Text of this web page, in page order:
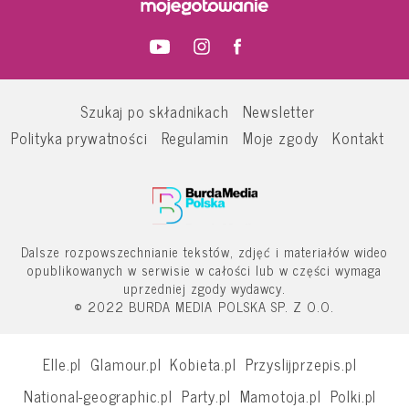
Szukaj po składnikach
Newsletter
Polityka prywatności
Regulamin Moje zgody Kontakt
Dalsze rozpowszechnianie tekstów, zdjęć i materiałów wideo
opublikowanych w serwisie w całości lub w części wymaga
uprzedniej zgody wydawcy.
© 2022 BURDA MEDIA POLSKA SP. Z O.O.
Elle.pl Glamour.pl Kobieta.pl Przyslijprzepis.pl
National-geographic.pl Party.pl Mamotoja.pl Polki.pl